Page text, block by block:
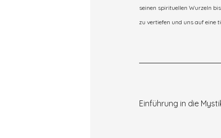
seinen spirituellen Wurzeln
zu vertiefen und uns auf eine
Einführung in die